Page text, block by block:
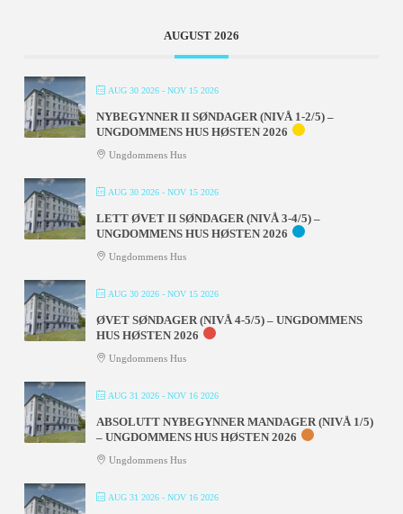
AUGUST 2026
AUG 30 2026- NOV 15 2026
NYBEGYNNER II SØNDAGER (NIVÅ 1-2/5) –
UNGDOMMENS HUS HØSTEN 2026
Ungdommens Hus
AUG 30 2026- NOV 15 2026
LETT ØVET II SØNDAGER (NIVÅ 3-4/5) –
UNGDOMMENS HUS HØSTEN 2026
Ungdommens Hus
AUG 30 2026- NOV 15 2026
ØVET SØNDAGER (NIVÅ 4-5/5) – UNGDOMMENS
HUS HØSTEN 2026
Ungdommens Hus
AUG 31 2026- NOV 16 2026
ABSOLUTT NYBEGYNNER MANDAGER (NIVÅ 1/5)
– UNGDOMMENS HUS HØSTEN 2026
Ungdommens Hus
AUG 31 2026- NOV 16 2026